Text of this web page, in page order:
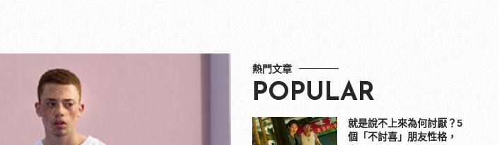
熱門文章
POPULAR
就是說不上來為何討厭？5
個「不討喜」朋友性格，